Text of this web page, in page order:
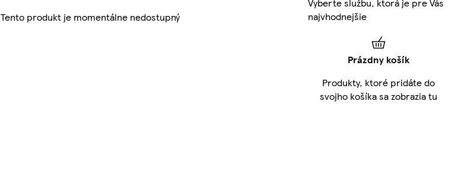
Tento produkt je momentálne nedostupný
najvhodnejšie
Prázdny košík
Produkty, ktoré pridáte do
svojho košíka sa zobrazia tu